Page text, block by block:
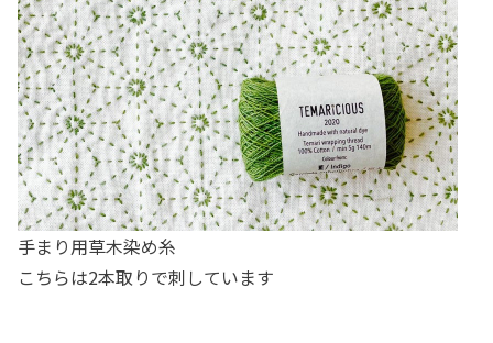
手まり用草木染め糸
こちらは2本取りで刺しています